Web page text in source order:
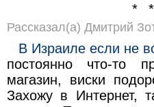
*
Рассказал(а) Дмитрий
В Израиле если не
постоянно что-то
магазин, виски
Захожу в Интернет,